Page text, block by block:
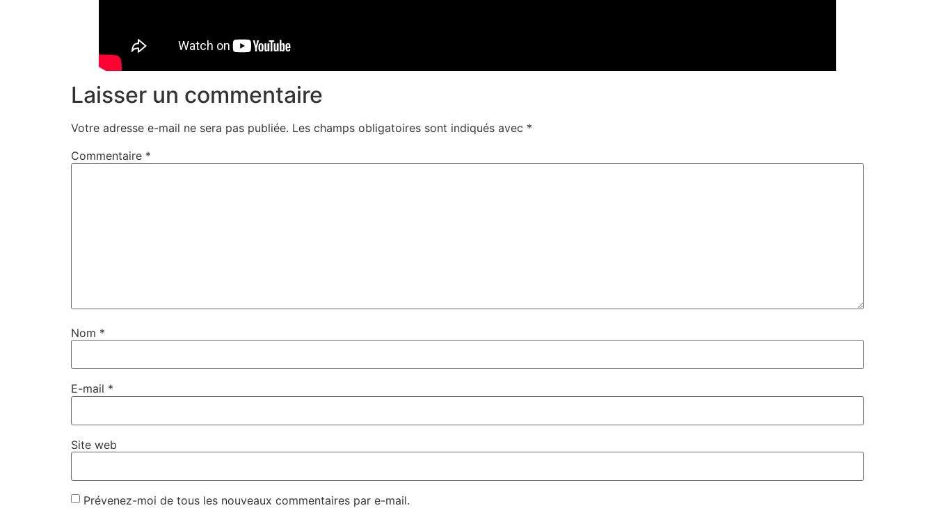
Laisser un commentaire
Votre adresse e-mail ne sera pas publiée. Les champs obligatoires sont indiqués avec *
Commentaire *
Nom *
E-mail *
Site web
Prévenez-moi de tous les nouveaux commentaires par e-mail.